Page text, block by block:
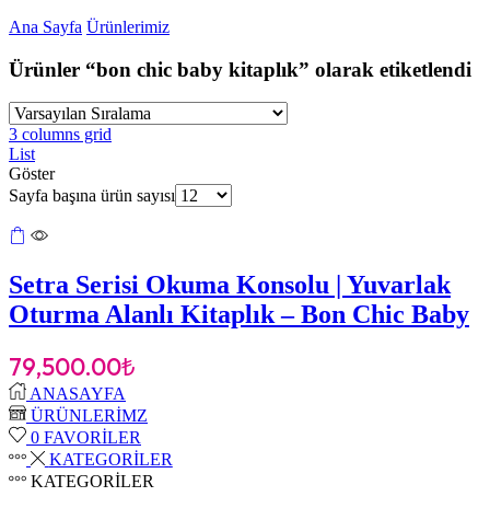
Ana Sayfa Ürünlerimiz
Ürünler “bon chic baby kitaplık” olarak etiketlendi
3 columns grid
List
Göster
Sayfa başına ürün sayısı
Setra Serisi Okuma Konsolu | Yuvarlak
Oturma Alanlı Kitaplık – Bon Chic Baby
79,500.00₺
ANASAYFA
ÜRÜNLERİMZ
0 FAVORİLER
KATEGORİLER
KATEGORİLER